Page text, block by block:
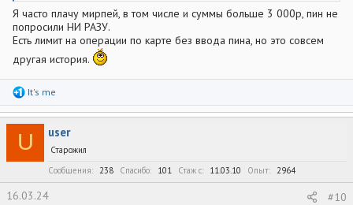
Я часто плачу мирпей, в том числе и суммы больше 3 000р, пин не
попросили НИ РАЗУ.
Есть лимит на операции по карте без ввода пина, но это совсем
другая история.
Р
а
к
ц
и
It's me
U user
Старожил
Сообщения
238 Спасибо 101 Стаж c 11.03.10 Опыт 2964
16.03.24 #10